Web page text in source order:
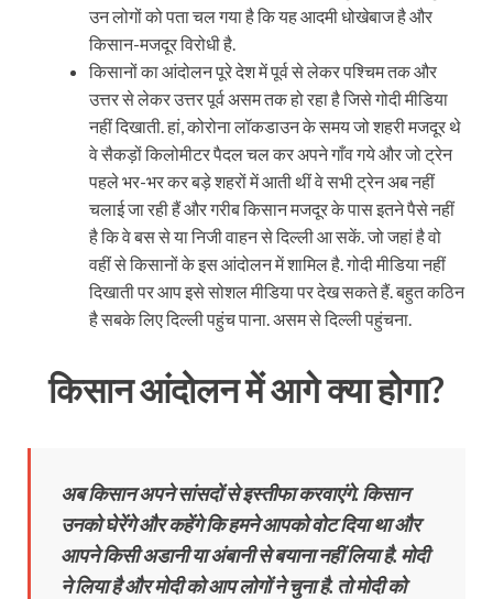
उन लोगों को पता चल गया है कि यह आदमी धोखेबाज है और
किसान-मजदूर विरोधी है.
किसानों का आंदोलन पूरे देश में पूर्व से लेकर पश्चिम तक और
उत्तर से लेकर उत्तर पूर्व असम तक हो रहा है जिसे गोदी मीडिया
नहीं दिखाती. हां, कोरोना लॉकडाउन के समय जो शहरी मजदूर थे
वे सैकड़ों किलोमीटर पैदल चल कर अपने गाँव गये और जो ट्रेन
पहले भर-भर कर बड़े शहरों में आती थीं वे सभी ट्रेन अब नहीं
चलाई जा रही हैं और गरीब किसान मजदूर के पास इतने पैसे नहीं
है कि वे बस से या निजी वाहन से दिल्ली आ सकें. जो जहां है वो
वहीं से किसानों के इस आंदोलन में शामिल है. गोदी मीडिया नहीं
दिखाती पर आप इसे सोशल मीडिया पर देख सकते हैं. बहुत कठिन
है सबके लिए दिल्ली पहुंच पाना. असम से दिल्ली पहुंचना.
किसान आंदोलन में आगे क्या होगा?
अब किसान अपने सांसदों से इस्तीफा करवाएंगे. किसान
उनको घेरेंगे और कहेंगे कि हमने आपको वोट दिया था और
आपने किसी अडानी या अंबानी से बयाना नहीं लिया है. मोदी
ने लिया है और मोदी को आप लोगों ने चुना है. तो मोदी को